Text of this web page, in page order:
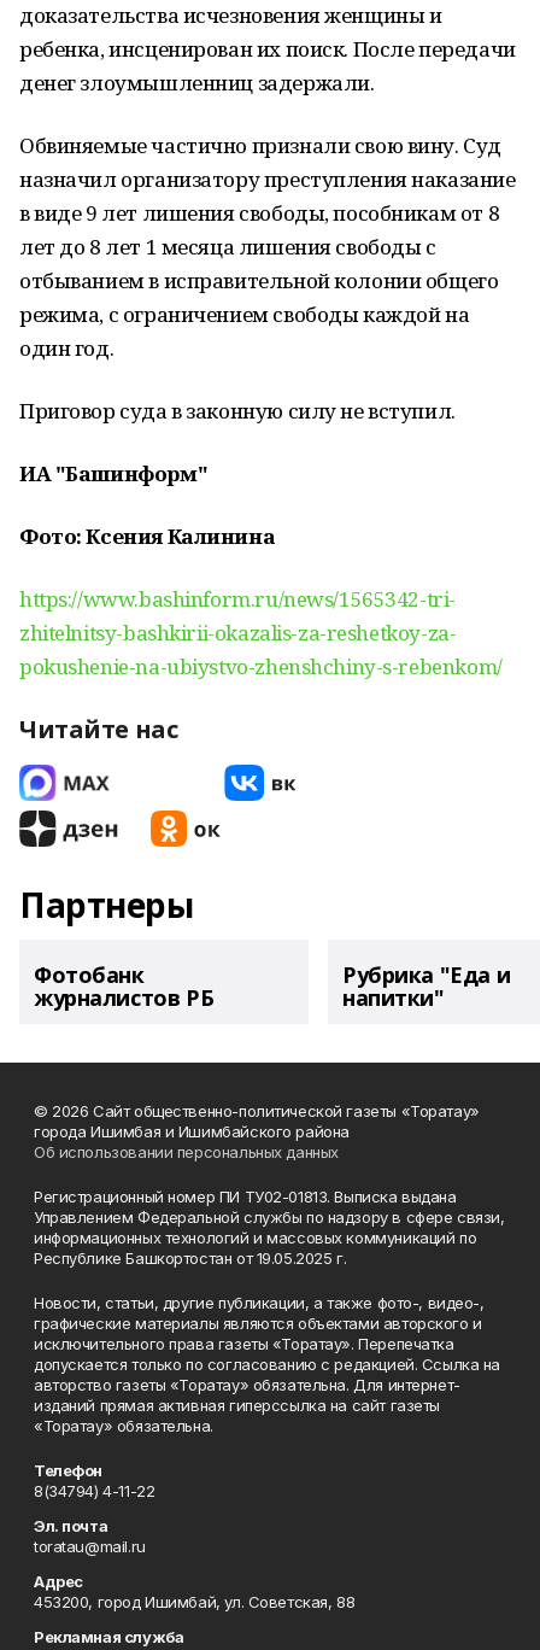
доказательства исчезновения женщины и
ребенка, инсценирован их поиск. После передачи
денег злоумышленниц задержали.
Обвиняемые частично признали свою вину. Суд
назначил организатору преступления наказание
в виде 9 лет лишения свободы, пособникам от 8
лет до 8 лет 1 месяца лишения свободы с
отбыванием в исправительной колонии общего
режима, с ограничением свободы каждой на
один год.
Приговор суда в законную силу не вступил.
ИА "Башинформ"
Фото: Ксения Калинина
https://www.bashinform.ru/news/1565342-tri-
zhitelnitsy-bashkirii-okazalis-za-reshetkoy-za-
pokushenie-na-ubiystvo-zhenshchiny-s-rebenkom/
Читайте нас
Партнеры
Фотобанк
журналистов РБ
Рубрика "Еда и
напитки"
© 2026 Сайт общественно-политической газеты «Торатау»
города Ишимбая и Ишимбайского района
Об использовании персональных данных
Регистрационный номер ПИ ТУ02-01813. Выписка выдана
Управлением Федеральной службы по надзору в сфере связи,
информационных технологий и массовых коммуникаций по
Республике Башкортостан от 19.05.2025 г.
Новости, статьи, другие публикации, а также фото-, видео-,
графические материалы являются объектами авторского и
исключительного права газеты «Торатау». Перепечатка
допускается только по согласованию с редакцией. Ссылка на
авторство газеты «Торатау» обязательна. Для интернет-
изданий прямая активная гиперссылка на сайт газеты
«Торатау» обязательна.
Телефон
8(34794) 4-11-22
Эл. почта
toratau@mail.ru
Адрес
453200, город Ишимбай, ул. Советская, 88
Рекламная служба